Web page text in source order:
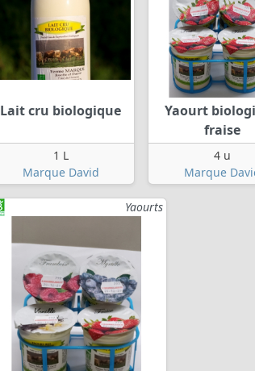
Lait cru biologique
1 L
Marque David
Yaourt
fraise
4 u
Marque
Yaourts